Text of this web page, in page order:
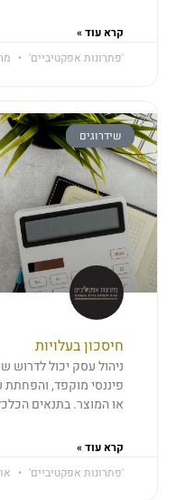
קרא עוד »
'פתרונות אפקטיביים'
מרץ
שידרוגים
חיסכון בעלויות
ניהול עסק יכול לדרוש
פיננסי מוקפד,
או המוצר. בתנאים
קרא עוד »
'פתרונות אפקטיביים'